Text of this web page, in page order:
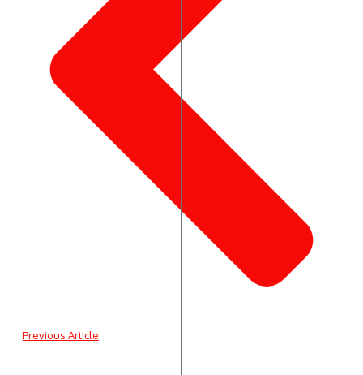
Previous Article